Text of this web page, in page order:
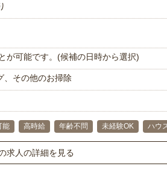
が可能です。(候補の日時から選択)
、その他のお掃除
能 高時給 年齢不問 未経験OK ハウ
求人の詳細を見る